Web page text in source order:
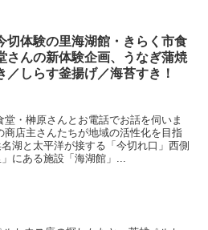
切体験の里海湖館・きらく市食
さんの新体験企画、うなぎ蒲焼
／しらす釜揚げ／海苔すき！
・榊原さんとお電話でお話を伺いま
商店主さんたちが地域の活性化を目指
湖と太平洋が接する「今切れ口」西側
にある施設「海湖館」...